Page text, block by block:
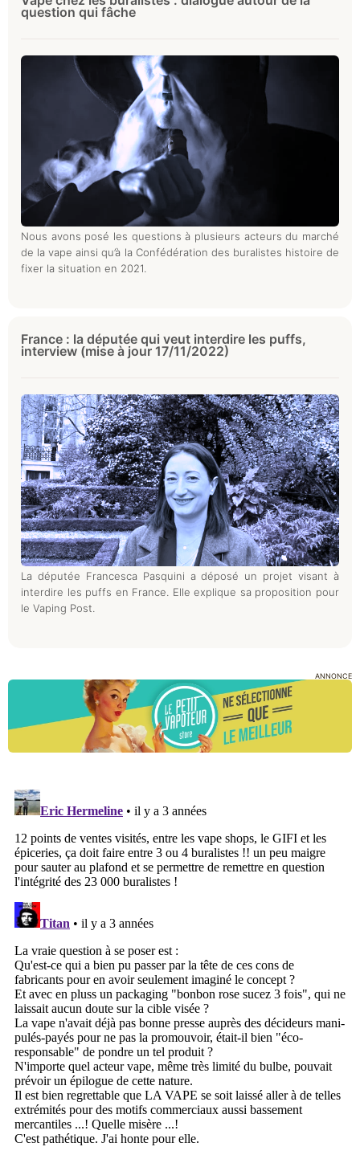
question qui fâche
Nous avons posé les questions à plusieurs acteurs du marché
de la vape ainsi qu’à la Confédération des buralistes histoire de
fixer la situation en 2021.
France : la députée qui veut interdire les puffs,
interview (mise à jour 17/11/2022)
La députée Francesca Pasquini a déposé un projet visant à
interdire les puffs en France. Elle explique sa proposition pour
le Vaping Post.
ANNONCE